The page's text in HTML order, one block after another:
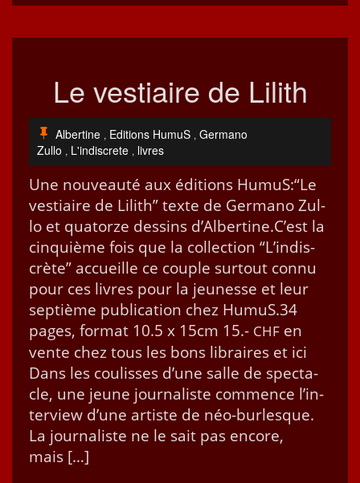
Le vestiaire de Lilith
Albertine , Editions HumuS , Germano
Zullo , L'indiscrete , livres
Une nou­veauté aux édi­tions HumuS:“Le
ves­ti­aire de Lilith” texte de Ger­mano Zul­
lo et qua­torze dessins d’Al­ber­tine.C’est la
cinquième fois que la col­lec­tion “L’indis­
crète” accueille ce cou­ple surtout con­nu
pour ces livres pour la jeunesse et leur
sep­tième pub­li­ca­tion chez HumuS.34
pages, for­mat 10.5 x 15cm 15.- CHF en
vente chez tous les bons libraires et ici
Dans les couliss­es d’une salle de spec­ta­
cle, une jeune jour­nal­iste com­mence l’in­
ter­view d’une artiste de néo-bur­lesque.
La jour­nal­iste ne le sait pas encore,
mais […]